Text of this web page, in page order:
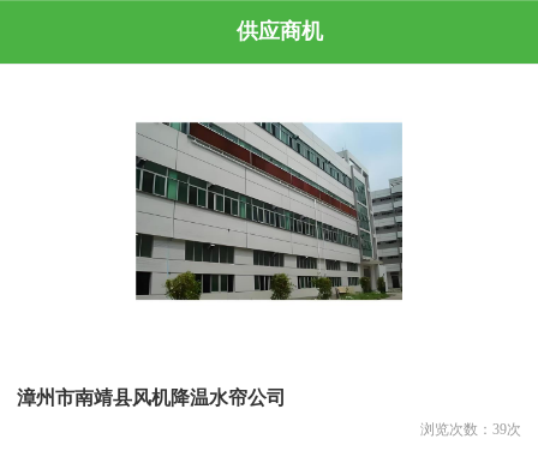
供应商机
漳州市南靖县风机降温水帘公司
浏览次数： 39次